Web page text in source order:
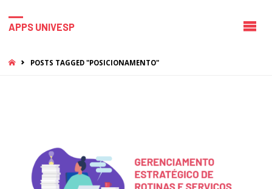
APPS UNIVESP
HOMEPOSTS TAGGED "POSICIONAMENTO"